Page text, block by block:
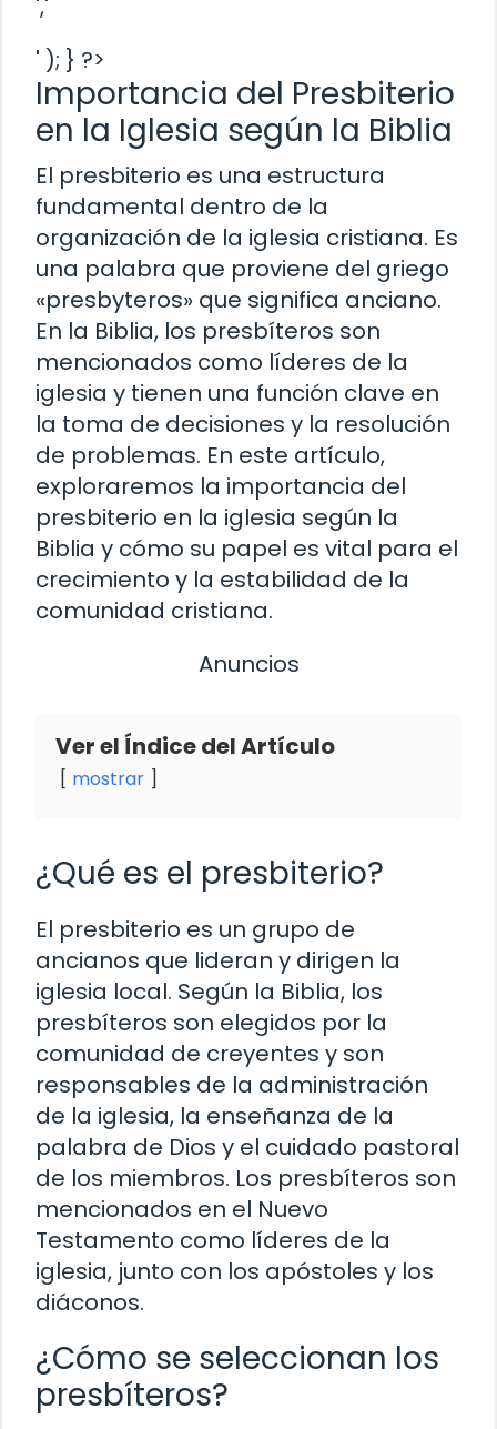
' ); } ?>
Importancia del Presbiterio
en la Iglesia según la Biblia
El presbiterio es una estructura
fundamental dentro de la
organización de la iglesia cristiana. Es
una palabra que proviene del griego
«presbyteros» que significa anciano.
En la Biblia, los presbíteros son
mencionados como líderes de la
iglesia y tienen una función clave en
la toma de decisiones y la resolución
de problemas. En este artículo,
exploraremos la importancia del
presbiterio en la iglesia según la
Biblia y cómo su papel es vital para el
crecimiento y la estabilidad de la
comunidad cristiana.
Anuncios
Ver el Índice del Artículo
mostrar
¿Qué es el presbiterio?
El presbiterio es un grupo de
ancianos que lideran y dirigen la
iglesia local. Según la Biblia, los
presbíteros son elegidos por la
comunidad de creyentes y son
responsables de la administración
de la iglesia, la enseñanza de la
palabra de Dios y el cuidado pastoral
de los miembros. Los presbíteros son
mencionados en el Nuevo
Testamento como líderes de la
iglesia, junto con los apóstoles y los
diáconos.
¿Cómo se seleccionan los
presbíteros?